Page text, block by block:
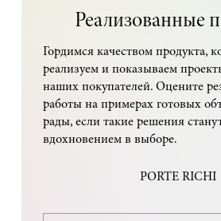
Реализованные
Гордимся качеством продукта,
реализуем и показываем
наших покупателей. Оцените
работы на примерах готовых
рады, если такие решения
вдохновением в выборе.
PORTE RICHI